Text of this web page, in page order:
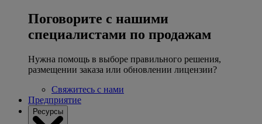
Поговорите с нашими
специалистами по продажам
Нужна помощь в выборе правильного решения,
размещении заказа или обновлении лицензии?
Свяжитесь с нами
Предприятие
Ресурсы